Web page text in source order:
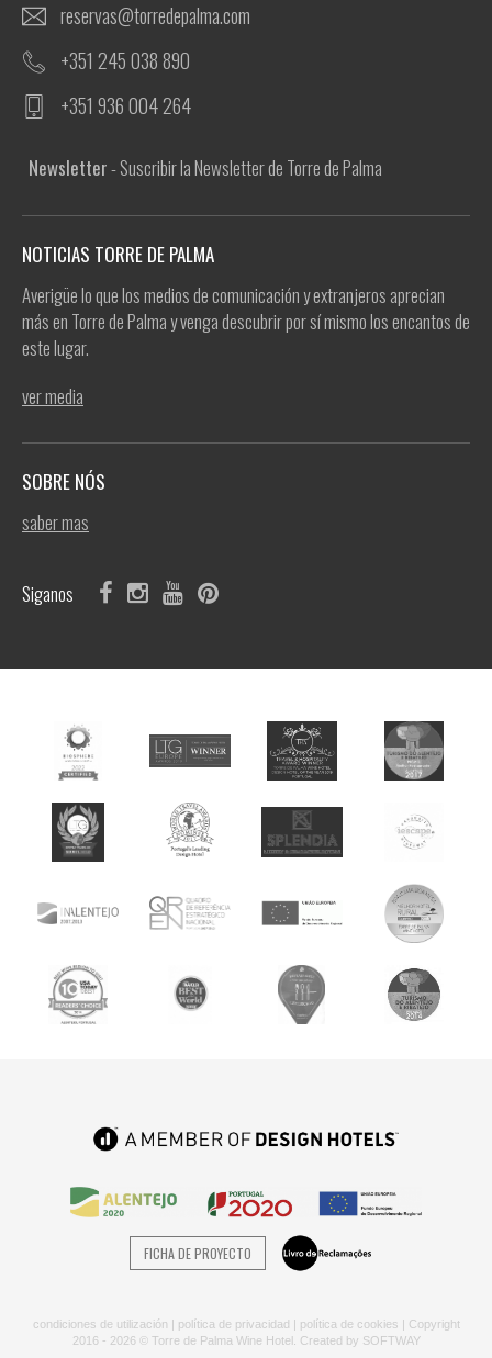
reservas@torredepalma.com
+351 245 038 890
+351 936 004 264
Newsletter- Suscribir la Newsletter de Torre de Palma
NOTICIAS TORRE DE PALMA
Averigüe lo que los medios de comunicación y extranjeros aprecian
más en Torre de Palma y venga descubrir por sí mismo los encantos de
este lugar.
ver media
SOBRE NÓS
saber mas
Siganos
FICHA DE PROYECTO
condiciones de utilización | política de privacidad | política de cookies | Copyright
2016 - 2026 © Torre de Palma Wine Hotel. Created by SOFTWAY